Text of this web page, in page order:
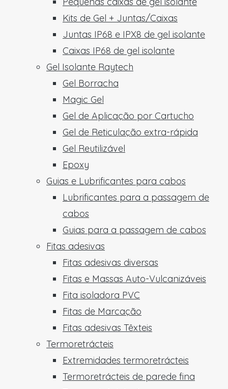
Kits de Gel + Juntas/Caixas
Juntas IP68 e IPX8 de gel isolante
Caixas IP68 de gel isolante
Gel Isolante Raytech
Gel Borracha
Magic Gel
Gel de Aplicação por Cartucho
Gel de Reticulação extra-rápida
Gel Reutilizável
Epoxy
Guias e Lubrificantes para cabos
Lubrificantes para a passagem de
cabos
Guias para a passagem de cabos
Fitas adesivas
Fitas adesivas diversas
Fitas e Massas Auto-Vulcanizáveis
Fita isoladora PVC
Fitas de Marcação
Fitas adesivas Têxteis
Termoretrácteis
Extremidades termoretrácteis
Termoretrácteis de parede fina